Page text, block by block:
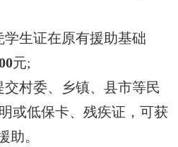
学生证在原有援助基础
元;
交村委、乡镇、县市等民
或低保卡、残疾证，可获
助。